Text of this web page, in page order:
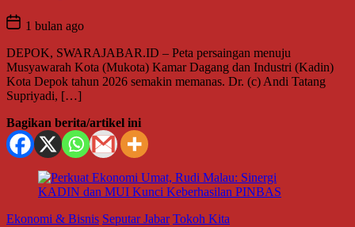
1 bulan ago
DEPOK, SWARAJABAR.ID – Peta persaingan menuju
Musyawarah Kota (Mukota) Kamar Dagang dan Industri (Kadin)
Kota Depok tahun 2026 semakin memanas. Dr. (c) Andi Tatang
Supriyadi, […]
Bagikan berita/artikel ini
Ekonomi & Bisnis Seputar Jabar Tokoh Kita